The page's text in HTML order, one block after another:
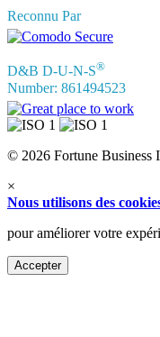
Reconnu Par
D&B D-U-N-S®
Number: 861494523
© 2026 Fortune Business
×
Nous utilisons des
pour améliorer votre
Accepter